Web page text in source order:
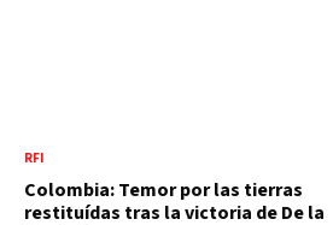
RFI
Colombia: Temor por las tierras
restituídas tras la victoria de De la